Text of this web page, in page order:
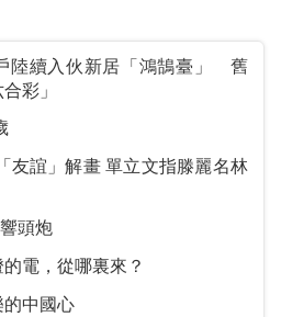
陸續入伙新居「鴻鵠臺」 舊
彩」
單立文指滕麗名林
頭炮
的電，從哪裏來？
的中國心